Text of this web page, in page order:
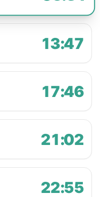
13:47
17:46
21:02
22:55